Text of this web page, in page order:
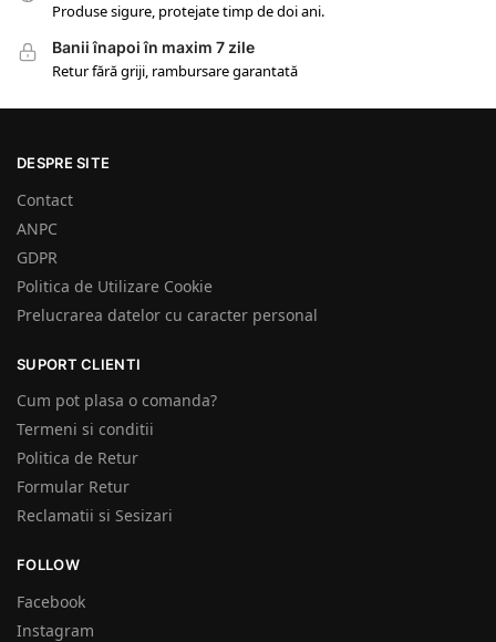
Produse sigure, protejate timp de doi ani.
Banii înapoi în maxim 7 zile
Retur fără griji, rambursare garantată
DESPRE SITE
Contact
ANPC
GDPR
Politica de Utilizare Cookie
Prelucrarea datelor cu caracter personal
SUPORT CLIENTI
Cum pot plasa o comanda?
Termeni si conditii
Politica de Retur
Formular Retur
Reclamatii si Sesizari
FOLLOW
Facebook
Instagram